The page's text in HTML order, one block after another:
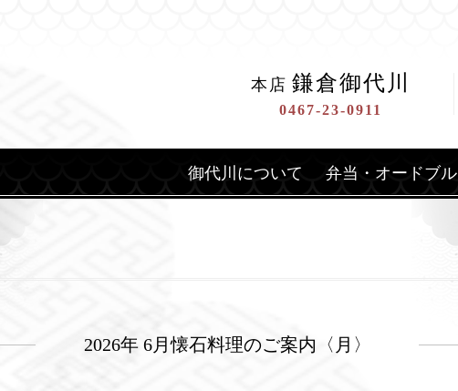
本店 鎌倉御代川
0467-23-0911
御代川について 弁当・オードブル
2026年 6月懐石料理のご案内〈月〉